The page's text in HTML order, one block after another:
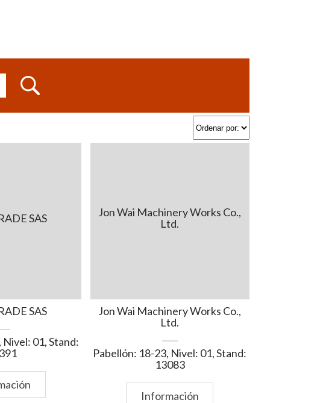
SAS
SAS
01, Stand:
Jon Wai Machinery Works Co.,
Ltd.
Jon Wai Machinery Works Co.,
Ltd.
Pabellón: 18-23, Nivel: 01, Stand:
13083
Información